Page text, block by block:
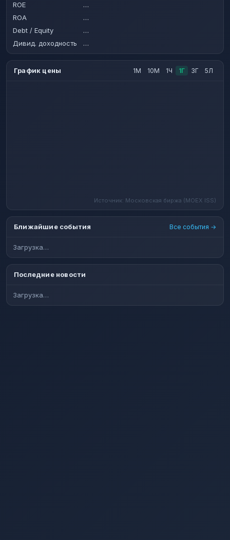
ROE
…
ROA
…
Debt / Equity
…
Дивид. доходность
…
График цены 1М 10М 1Ч 1Г 3Г 5Л
Источник: Московская биржа (MOEX ISS)
Ближайшие события Все события →
Загрузка…
Последние новости
Загрузка…